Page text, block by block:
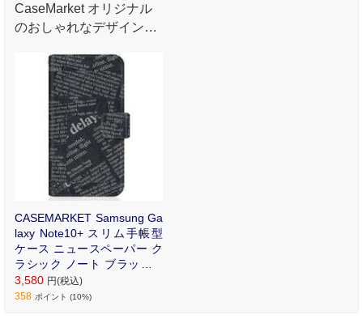
CaseMarket オリジナル
のおしゃれなデザインプ
ル手帳型ケース。
CASEMARKET Samsung Ga
laxy Note10+ スリム手帳型
ケース ニュースペーパー ク
ラシック ノート ブラック S
C-01M-BCM2S2192-78
3,580 円(税込)
358 ポイント (10%)